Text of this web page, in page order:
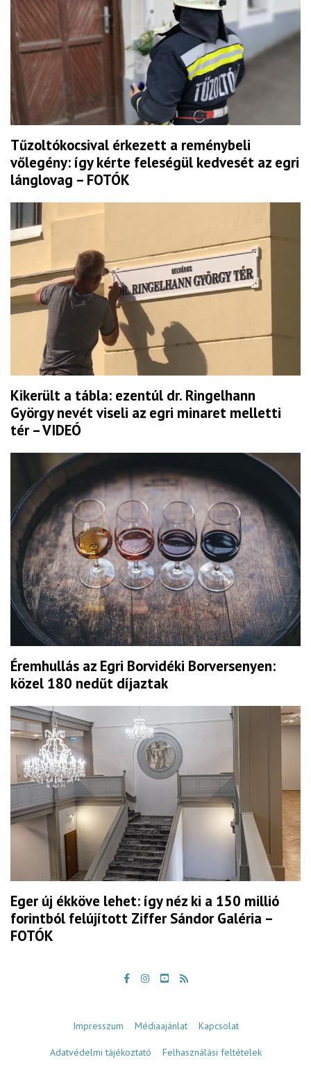
Tűzoltókocsival érkezett a reménybeli
vőlegény: így kérte feleségül kedvesét az egri
lánglovag – FOTÓK
Kikerült a tábla: ezentúl dr. Ringelhann
György nevét viseli az egri minaret melletti
tér – VIDEÓ
Éremhullás az Egri Borvidéki Borversenyen:
közel 180 nedűt díjaztak
Eger új ékköve lehet: így néz ki a 150 millió
forintból felújított Ziffer Sándor Galéria –
FOTÓK
Impresszum Médiaajánlat Kapcsolat
Adatvédelmi tájékoztató Felhasználási feltételek